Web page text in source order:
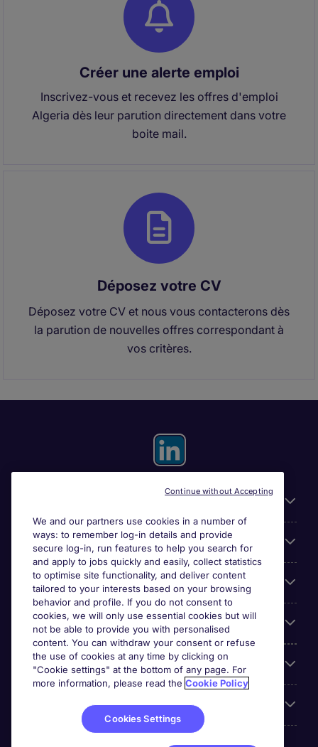
Créer une alerte emploi
Inscrivez-vous et recevez les offres d'emploi
Algeria dès leur parution directement dans votre
boite mail.
Déposez votre CV
Déposez votre CV et nous vous contacterons dès
la parution de nouvelles offres correspondant à
vos critères.
For employers
Looking for a job in
About us
Reviews
Accreditations
We and our partners use cookies in a number of
ways: to remember log-in details and provide
secure log-in, run features to help you search for
and apply to jobs quickly and easily, collect statistics
to optimise site functionality, and deliver content
tailored to your interests based on your browsing
behavior and profile. If you do not consent to
cookies, we will only use essential cookies but will
not be able to provide you with personalised
content. You can withdraw your consent or refuse
the use of cookies at any time by clicking on
"Cookie settings" at the bottom of any page. For
more information, please read the Cookie Policy
Cookies Settings
Continue without Accepting